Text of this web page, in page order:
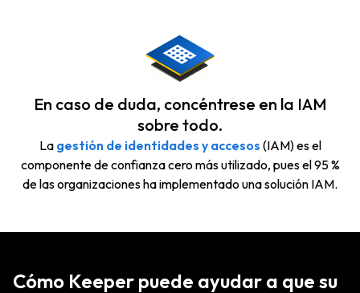
En caso de duda, concéntrese en la IAM
sobre todo.
La gestión de identidades y accesos (IAM) es el
componente de confianza cero más utilizado, pues el 95 %
de las organizaciones ha implementado una solución IAM.
Cómo Keeper puede ayudar a que su